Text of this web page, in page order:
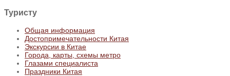
Туристу
Общая информация
Достопримечательности Китая
Экскурсии в Китае
Города, карты, схемы метро
Глазами специалиста
Праздники Китая